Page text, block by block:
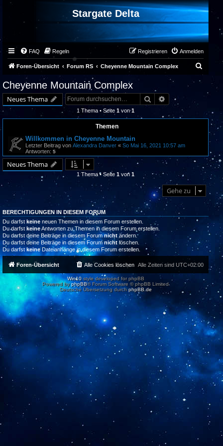
Stargate Delta
FAQ Regeln Anmelden
Registrieren
Foren-Übersicht Forum RS Cheyenne Mountain Complex
Cheyenne Mountain Complex
Neues Thema Suche Erweiterte Suche
1 Thema • Seite 1 von1
Themen
Willkommen in Cheyenne Mountain
Letzter Beitrag von Alexandra Danver « So Mai 16, 2021 10:57 am
Antworten: 5
Neues Thema
1 Thema • Seite 1 von1
Gehe zu
BERECHTIGUNGEN IN DIESEM FORUM
Du darfst keine neuen Themen in diesem Forum erstellen.
Du darfst keineAntworten zu Themen in diesem Forum erstellen.
Du darfst deine Beiträge in diesem Forumnicht ändern.
Du darfst deine Beiträge in diesem Forumnicht löschen.
Du darfstkeineDateianhänge in diesem Forum erstellen.
Foren-Übersicht Alle Zeiten sind UTC+02:00
Alle Cookies löschen
Win10style developed for phpBB
Powered byphpBB® Forum Software © phpBB Limited
Deutsche Übersetzung durch phpBB.de